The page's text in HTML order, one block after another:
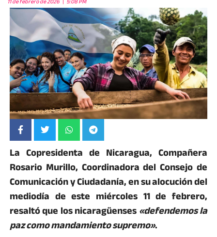
La Copresidenta de Nicaragua, Compañera
Rosario Murillo, Coordinadora del Consejo de
Comunicación y Ciudadanía, en su alocución del
mediodía de este miércoles 11 de febrero,
resaltó que los nicaragüenses«defendemos la
paz como mandamiento supremo».